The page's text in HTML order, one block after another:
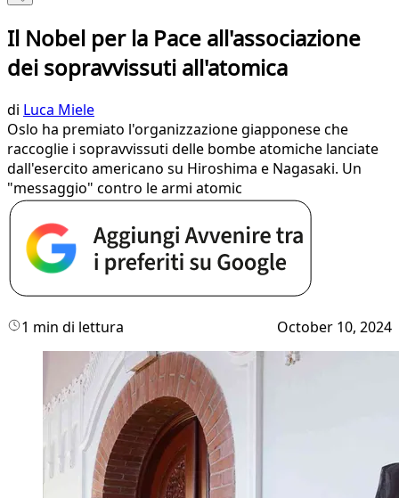
Il Nobel per la Pace all'associazione
dei sopravvissuti all'atomica
di Luca Miele
Oslo ha premiato l'organizzazione giapponese che
raccoglie i sopravvissuti delle bombe atomiche lanciate
dall'esercito americano su Hiroshima e Nagasaki. Un
"messaggio" contro le armi atomic
1 min di lettura October 10, 2024